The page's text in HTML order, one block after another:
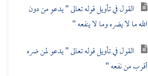
القول في تأويل قوله تعالى " يدعو من دون
الله ما لا يضره وما لا ينفعه "
القول في تأويل قوله تعالى " يدعو لمن ضره
أقرب من نفعه "